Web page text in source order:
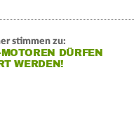
stimmen zu:
DÜRFEN
WERDEN!